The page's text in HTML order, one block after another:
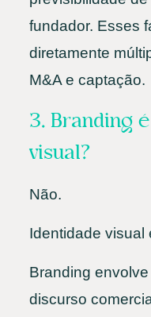
fundador. Esses
diretamente
M&A e captação.
3. Branding
visual?
Não.
Identidade visual
Branding
discurso